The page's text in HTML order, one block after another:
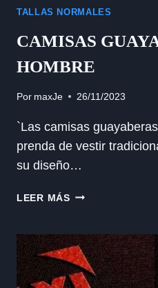
TALLAS NORMALES
CAMISAS
HOMBRE
Por maxJe 26/11/2023
`Las camisas
prenda de vestir
su diseño…
LEER MÁSCAMISAS
HOMBRE